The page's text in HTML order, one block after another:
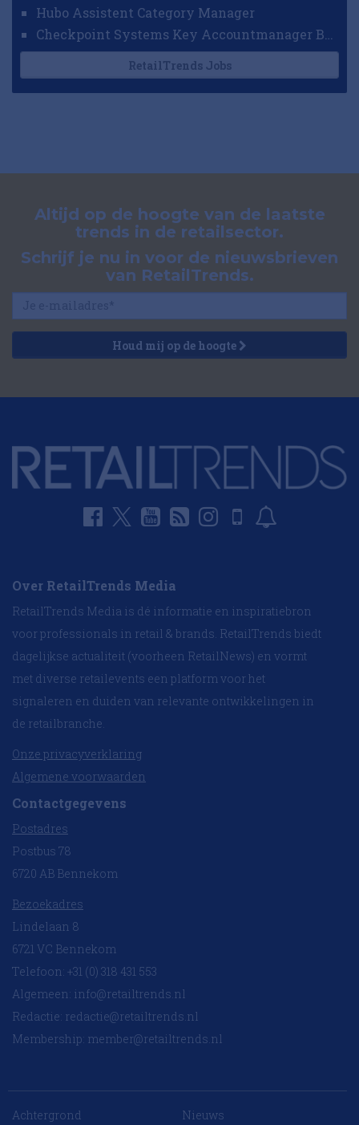
Hubo Assistent Category Manager
RetailTrends Jobs
Altijd op de hoogte van de laatste
trends in de retailsector.
Schrijf je nu in voor de nieuwsbrieven
van RetailTrends.
Houd mij op de hoogte
Over RetailTrends Media
RetailTrends Media is dé informatie en inspiratiebron
voor professionals in retail & brands. RetailTrends biedt
dagelijkse actualiteit (voorheen RetailNews) en vormt
met diverse retailevents een platform voor het
signaleren en duiden van relevante ontwikkelingen in
de retailbranche.
Onze privacyverklaring
Algemene voorwaarden
Contactgegevens
Postadres
Postbus 78
6720 AB Bennekom
Bezoekadres
Lindelaan 8
6721 VC Bennekom
Telefoon: +31 (0) 318 431 553
Algemeen: info@retailtrends.nl
Redactie: redactie@retailtrends.nl
Membership: member@retailtrends.nl
Achtergrond
Nieuws